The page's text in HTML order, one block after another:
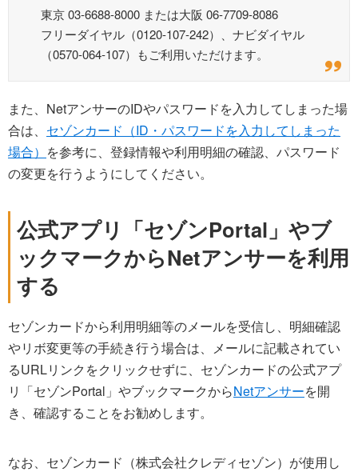
東京 03-6688-8000 または大阪 06-7709-8086
フリーダイヤル（0120-107-242）、ナビダイヤル
（0570-064-107）もご利用いただけます。
また、NetアンサーのIDやパスワードを入力してしまった場
合は、 セゾンカード（ID・パスワードを入力してしまった
場合） を参考に、登録情報や利用明細の確認、パスワード
の変更を行うようにしてください。
公式アプリ「セゾンPortal」やブ
ックマークからNetアンサーを利用
する
セゾンカードから利用明細等のメールを受信し、明細確認
やリボ変更等の手続き行う場合は、メールに記載されてい
るURLリンクをクリックせずに、セゾンカードの公式アプ
リ「セゾンPortal」やブックマークからNetアンサーを開
き、確認することをお勧めします。
なお、セゾンカード（株式会社クレディセゾン）が使用し